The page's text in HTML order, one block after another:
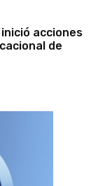
acciones
de